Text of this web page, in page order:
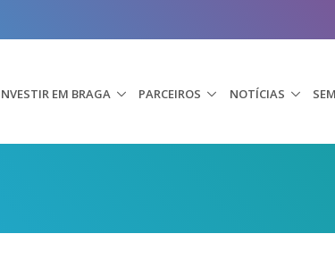
EM BRAGA PARCEIROS NOTÍCIAS